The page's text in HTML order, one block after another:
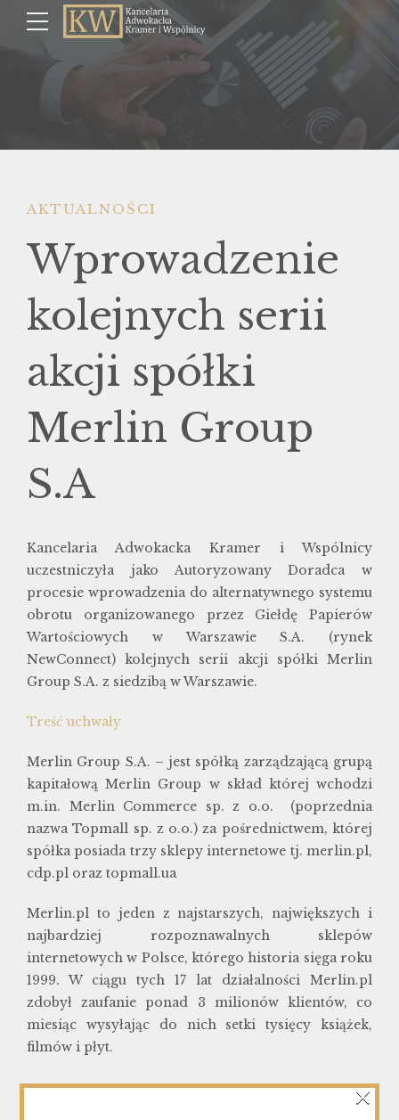
AKTUALNOŚCI
Wprowadzenie
kolejnych serii
akcji spółki
Merlin Group
S.A
Kancelaria Adwokacka Kramer i Wspólnicy
uczestniczyła jako Autoryzowany Doradca w
procesie wprowadzenia do alternatywnego systemu
obrotu organizowanego przez Giełdę Papierów
Wartościowych w Warszawie S.A. (rynek
NewConnect) kolejnych serii akcji spółki Merlin
Group S.A. z siedzibą w Warszawie.
Treść uchwały
Merlin Group S.A. – jest spółką zarządzającą grupą
kapitałową Merlin Group w skład której wchodzi
m.in. Merlin Commerce sp. z o.o. (poprzednia
nazwa Topmall sp. z o.o.) za pośrednictwem, której
spółka posiada trzy sklepy internetowe tj. merlin.pl,
cdp.pl oraz topmall.ua
Merlin.pl to jeden z najstarszych, największych i
najbardziej rozpoznawalnych sklepów
internetowych w Polsce, którego historia sięga roku
1999. W ciągu tych 17 lat działalności Merlin.pl
zdobył zaufanie ponad 3 milionów klientów, co
miesiąc wysyłając do nich setki tysięcy książek,
filmów i płyt.
×